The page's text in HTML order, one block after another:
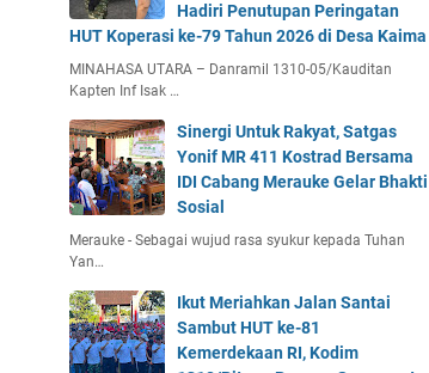
Hadiri Penutupan Peringatan
HUT Koperasi ke-79 Tahun 2026 di Desa Kaima
MINAHASA UTARA – Danramil 1310-05/Kauditan
Kapten Inf Isak …
Sinergi Untuk Rakyat, Satgas
Yonif MR 411 Kostrad Bersama
IDI Cabang Merauke Gelar Bhakti
Sosial
Merauke - Sebagai wujud rasa syukur kepada Tuhan
Yan…
Ikut Meriahkan Jalan Santai
Sambut HUT ke-81
Kemerdekaan RI, Kodim